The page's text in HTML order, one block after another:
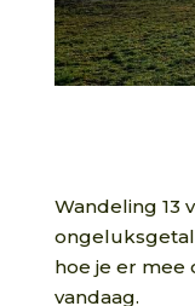
Wandeling 13
hoe je er mee
vandaag.